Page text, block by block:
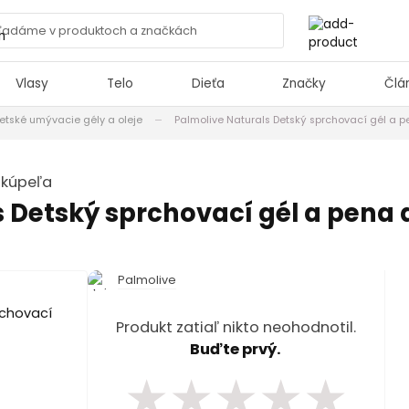
Vlasy Telo Dieťa Značky
umývacie gély a oleje Palmolive Naturals Detský sprchovací gél a
sprchovací gél a pena
Palmolive
Produkt zatiaľ nikto neohodnotil.
Buďte prvý.